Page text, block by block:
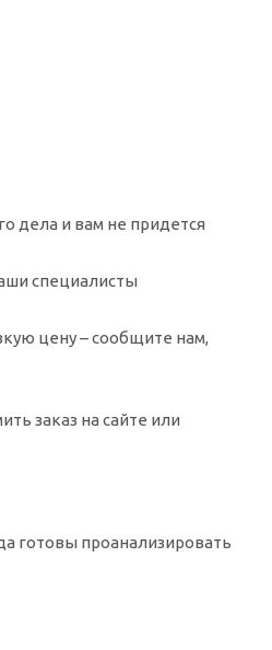
дела и вам не придется
специалисты
цену – сообщите нам,
заказ на сайте или
готовы проанализировать